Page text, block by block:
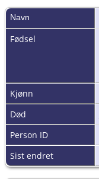
Navn
Fødsel
Kjønn
Død
Person ID
Sist endret